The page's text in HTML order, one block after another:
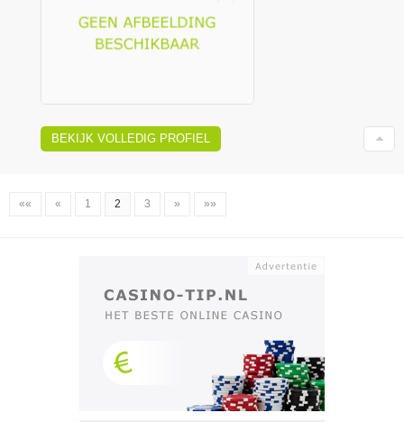
BEKIJK VOLLEDIG PROFIEL
«« « 1 2 3 » »»